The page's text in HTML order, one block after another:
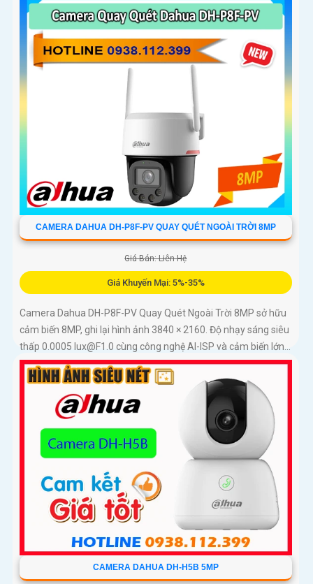
CAMERA DAHUA DH-P8F-PV QUAY QUÉT NGOÀI TRỜI 8MP
Giá Bán: Liên Hệ
Giá Khuyến Mại: 5%-35%
Camera Dahua DH-P8F-PV Quay Quét Ngoài Trời 8MP sở hữu
cảm biến 8MP, ghi lại hình ảnh 3840 × 2160. Độ nhạy sáng siêu
thấp 0.0005 lux@F1.0 cùng công nghệ AI-ISP và cảm biến lớn...
CAMERA DAHUA DH-H5B 5MP